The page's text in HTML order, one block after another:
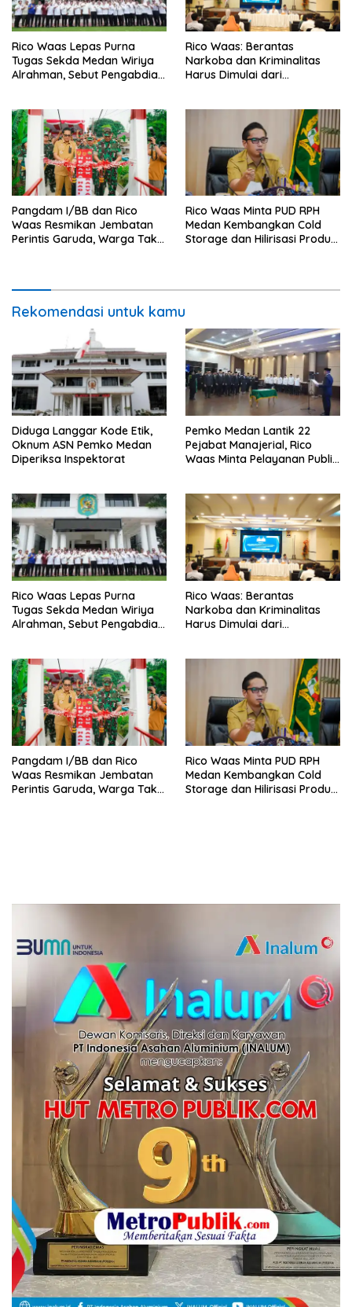
Rico Waas Lepas Purna
Tugas Sekda Medan Wiriya
Alrahman, Sebut Pengabdian
Rico Waas: Berantas
Narkoba dan Kriminalitas
Harus Dimulai dari
Pangdam I/BB dan Rico
Waas Resmikan Jembatan
Perintis Garuda, Warga Tak
Rico Waas Minta PUD RPH
Medan Kembangkan Cold
Storage dan Hilirisasi Produk
Rekomendasi untuk kamu
Diduga Langgar Kode Etik,
Oknum ASN Pemko Medan
Diperiksa Inspektorat
Pemko Medan Lantik 22
Pejabat Manajerial, Rico
Waas Minta Pelayanan Publik
Rico Waas Lepas Purna
Tugas Sekda Medan Wiriya
Alrahman, Sebut Pengabdian
Rico Waas: Berantas
Narkoba dan Kriminalitas
Harus Dimulai dari
Pangdam I/BB dan Rico
Waas Resmikan Jembatan
Perintis Garuda, Warga Tak
Rico Waas Minta PUD RPH
Medan Kembangkan Cold
Storage dan Hilirisasi Produk